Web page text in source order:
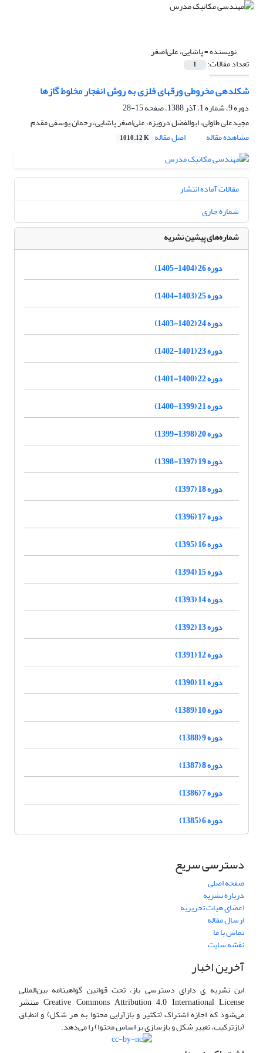
نویسنده =پاشایی، علی‌اصغر
تعداد مقالات: 1
شکلدهی مخروطی ورقهای فلزی به روش انفجار مخلوط گازها
دوره 9، شماره 1، آذر 1388، صفحه
15-28
مجیدعلی طاولی، ابوالفضل درویزه، علی‌اصغر پاشایی، رحمان یوسفی مقدم
مشاهده مقاله
اصل مقاله 1010.12 K
مقالات آماده انتشار
شماره جاری
شماره‌های پیشین نشریه
دوره 26 (1404-1405)
دوره 25 (1403-1404)
دوره 24 (1402-1403)
دوره 23 (1401-1402)
دوره 22 (1400-1401)
دوره 21 (1399-1400)
دوره 20 (1398-1399)
دوره 19 (1397-1398)
دوره 18 (1397)
دوره 17 (1396)
دوره 16 (1395)
دوره 15 (1394)
دوره 14 (1393)
دوره 13 (1392)
دوره 12 (1391)
دوره 11 (1390)
دوره 10 (1389)
دوره 9 (1388)
دوره 8 (1387)
دوره 7 (1386)
دوره 6 (1385)
دسترسی سریع
صفحه اصلی
درباره نشریه
اعضای هیات تحریریه
ارسال مقاله
تماس با ما
نقشه سایت
آخرین اخبار
این نشریه ی دارای دسترسی باز، تحت قوانین گواهینامه بین‌المللی
Creative Commons Attribution 4.0 International License منتشر
می‌شود که اجازه اشتراک (تکثیر و بازآرایی محتوا به هر شکل) و انطباق
(بازترکیب، تغییر شکل و بازسازی بر اساس محتوا) را می‌دهد.